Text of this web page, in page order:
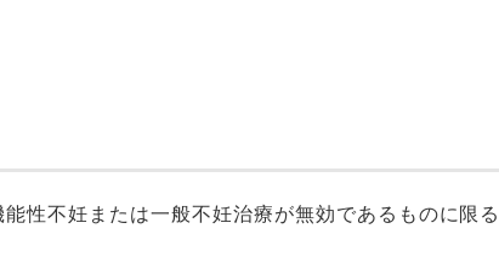
性不妊または一般不妊治療が無効であるものに限る